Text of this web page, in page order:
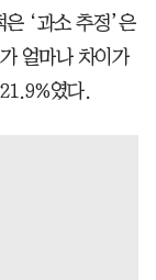
‘과소 추정’은
얼마나 차이가
였다.